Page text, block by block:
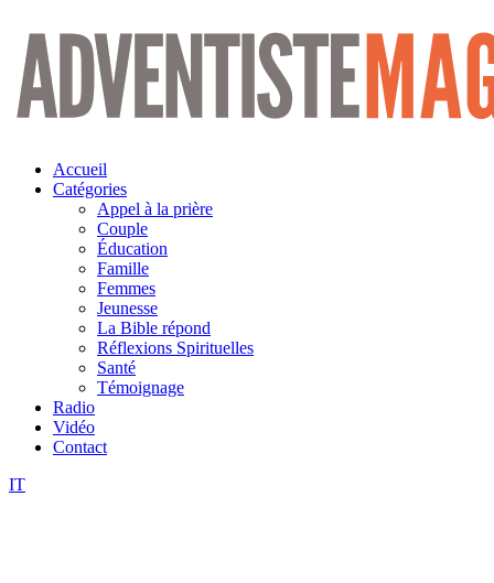
Aller
contenu
Accueil
Catégories
Appel à la prière
Couple
Éducation
Famille
Femmes
Jeunesse
La Bible répond
Réflexions Spirituelles
Santé
Témoignage
Radio
Vidéo
Contact
IT